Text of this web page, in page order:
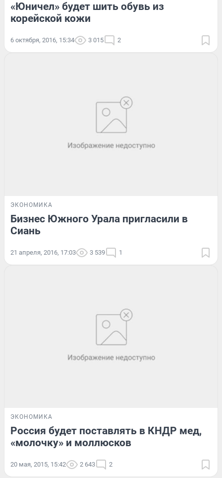
«Юничел» будет шить обувь из
корейской кожи
6 октября, 2016, 15:34 3 015 2
ЭКОНОМИКА
Бизнес Южного Урала пригласили в
Сиань
21 апреля, 2016, 17:03 3 539 1
ЭКОНОМИКА
Россия будет поставлять в КНДР мед,
«молочку» и моллюсков
20 мая, 2015, 15:42 2 643 2